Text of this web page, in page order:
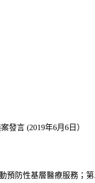
發言 (2019年6月6日）
防性基層醫療服務；